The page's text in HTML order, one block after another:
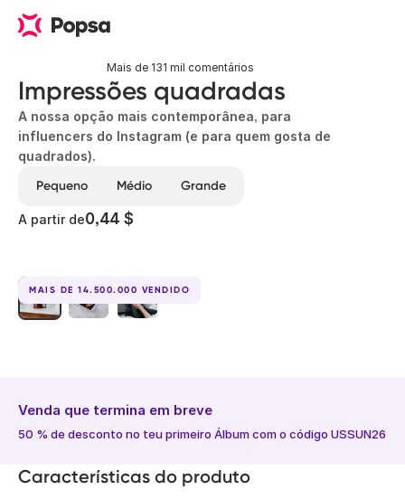
Mais de 131 mil comentários
Impressões quadradas
A nossa opção mais contemporânea, para
influencers do Instagram (e para quem gosta de
quadrados).
Pequeno
Médio Grande
A partir de0,44 $
MAIS DE 14.500.000 VENDIDO
Venda que termina em breve
50 % de desconto no teu primeiro Álbum com o código USSUN26
Características do produto